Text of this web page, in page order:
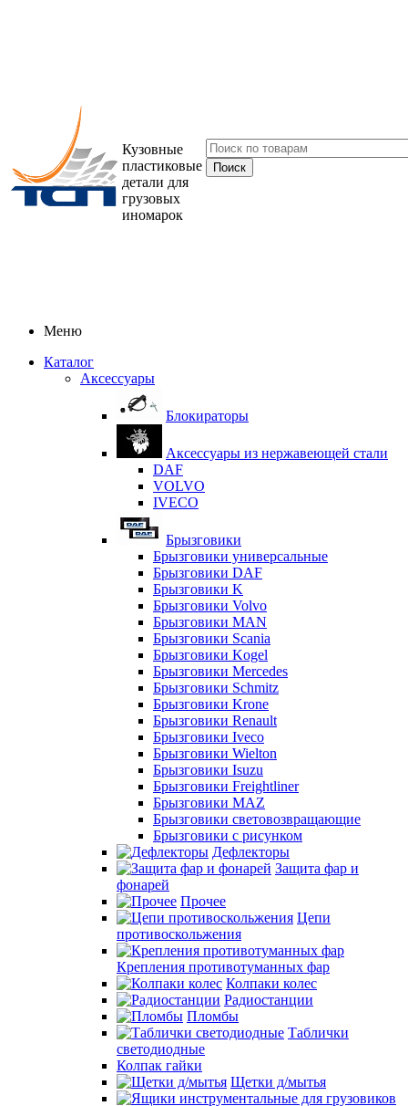
Кузовные
пластиковые
детали для
грузовых
иномарок
Меню
Каталог
Аксессуары
Блокираторы
Аксессуары из нержавеющей стали
DAF
VOLVO
IVECO
Брызговики
Брызговики универсальные
Брызговики DAF
Брызговики K
Брызговики Volvo
Брызговики MAN
Брызговики Scania
Брызговики Kogel
Брызговики Mercedes
Брызговики Schmitz
Брызговики Krone
Брызговики Renault
Брызговики Iveco
Брызговики Wielton
Брызговики Isuzu
Брызговики Freightliner
Брызговики MAZ
Брызговики световозвращающие
Брызговики с рисунком
Дефлекторы
Защита фар и
фонарей
Прочее
Цепи
противоскольжения
Крепления противотуманных фар
Колпаки колес
Радиостанции
Пломбы
Таблички
светодиодные
Колпак гайки
Щетки д/мытья